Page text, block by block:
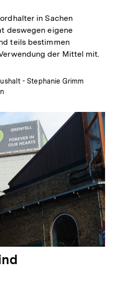
in Sachen
deswegen eigene
teils bestimmen
der Mittel mit.
- Stephanie Grimm